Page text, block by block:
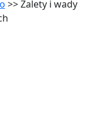
>> Zalety i wady